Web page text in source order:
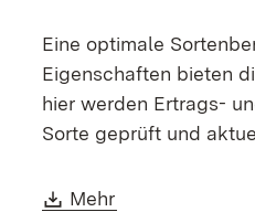
Eine optimale
Eigenschaften bieten
hier werden Ertrags-
Sorte geprüft und
Download:
Mehr